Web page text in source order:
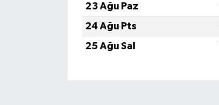
23 Ağu Paz
24 Ağu Pts
25 Ağu Sal